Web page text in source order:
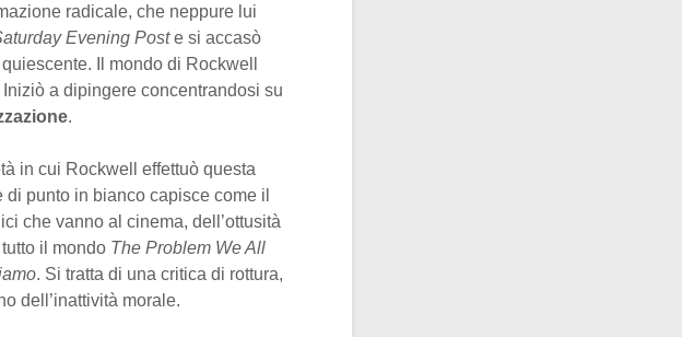
radicale, che neppure lui
Evening Poste si accasò
Il mondo di Rockwell
a dipingere concentrandosi su
.
in cui Rockwell effettuò questa
punto in bianco capisce come il
che vanno al cinema, dell’ottusità
il mondo The Problem We All
. Si tratta di una critica di rottura,
dell’inattività morale.